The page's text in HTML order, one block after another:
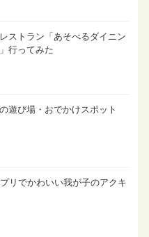
ストラン「あそべるダイニン
行ってみた
遊び場・おでかけスポット
リでかわいい我が子のアクキ